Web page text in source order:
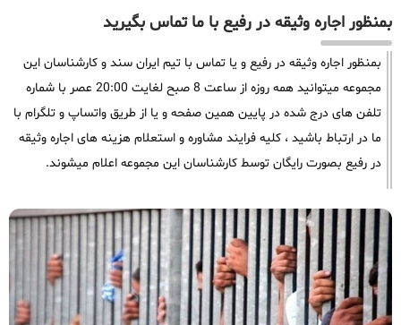
بمنظور اجاره وثیقه در رفیع با ما تماس بگیرید
بمنظور اجاره وثیقه در رفیع و یا تماس با تیم ایران سند و کارشناسان این
مجموعه میتوانید همه روزه از ساعت 8 صبح لغایت 20:00 عصر با شماره
تلفن های درج شده در پایین همین صفحه و یا از طریق واتساپ و تلگرام با
ما در ارتباط باشید ، کلیه فرایند مشاوره و استعلام هزینه های اجاره وثیقه
در رفیع بصورت رایگان توسط کارشناسان این مجموعه اعلام میشوند.